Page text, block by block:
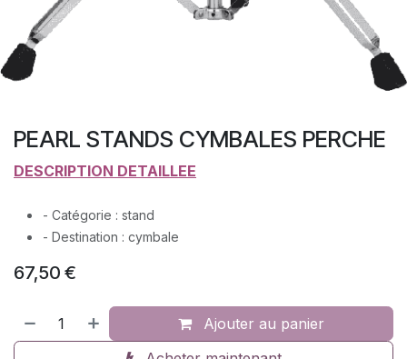
PEARL STANDS CYMBALES PERCHE
DESCRIPTION DETAILLEE
- Catégorie : stand
- Destination : cymbale
67,50 €
Ajouter au panier